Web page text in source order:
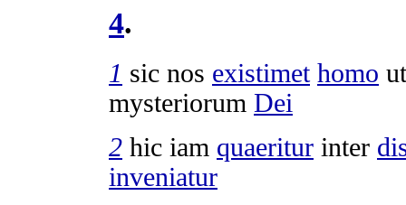
4.
1 sic nos existimet homo
mysteriorum Dei
2 hic iam quaeritur inter
inveniatur